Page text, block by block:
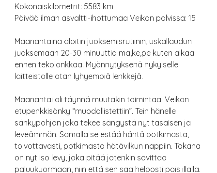
Kokonaiskilometrit: 5583 km
Päivää ilman asvaltti-ihottumaa Veikon polvissa: 15
Maanantaina aloitin juoksemisrutiinin, uskallaudun
juoksemaan 20-30 minuuttia ma,ke,pe kuten aikaa
ennen tekolonkkaa. Myönnytyksenä nykyiselle
laitteistolle otan lyhyempiä lenkkejä.
Maanantai oli täynnä muutakin toimintaa. Veikon
etupenkkisänky “muodollistettiin”. Tein hänelle
sänkypohjan joka tekee sängystä nyt tasaisen ja
leveämmän. Samalla se estää häntä potkimasta,
toivottavasti, potkimasta hätävilkun nappiin. Takana
on nyt iso levy, joka pitää jotenkin sovittaa
paluukuormaan, niin että sen saa helposti pois illalla.